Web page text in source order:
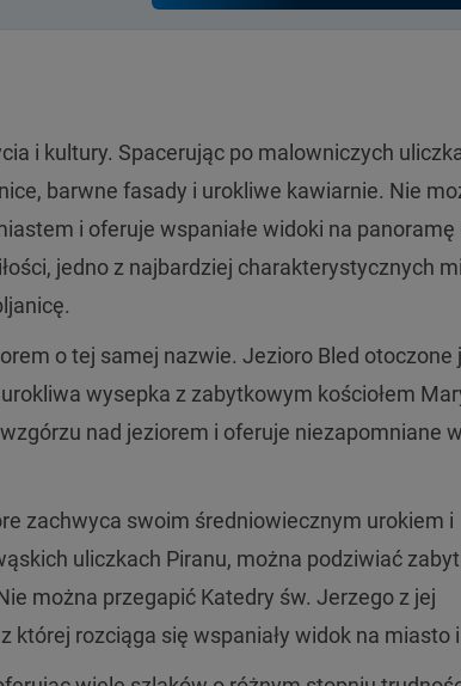
i kultury. Spacerując po malowniczych
barwne fasady i urokliwe kawiarnie. Nie
i oferuje wspaniałe widoki na panoramę
jedno z najbardziej charakterystycznych
o tej samej nazwie. Jezioro Bled otoczone
wysepka z zabytkowym kościołem
nad jeziorem i oferuje niezapomniane
zachwyca swoim średniowiecznym urokiem i
uliczkach Piranu, można podziwiać
można przegapić Katedry św. Jerzego z jej
rozciąga się wspaniały widok na miasto